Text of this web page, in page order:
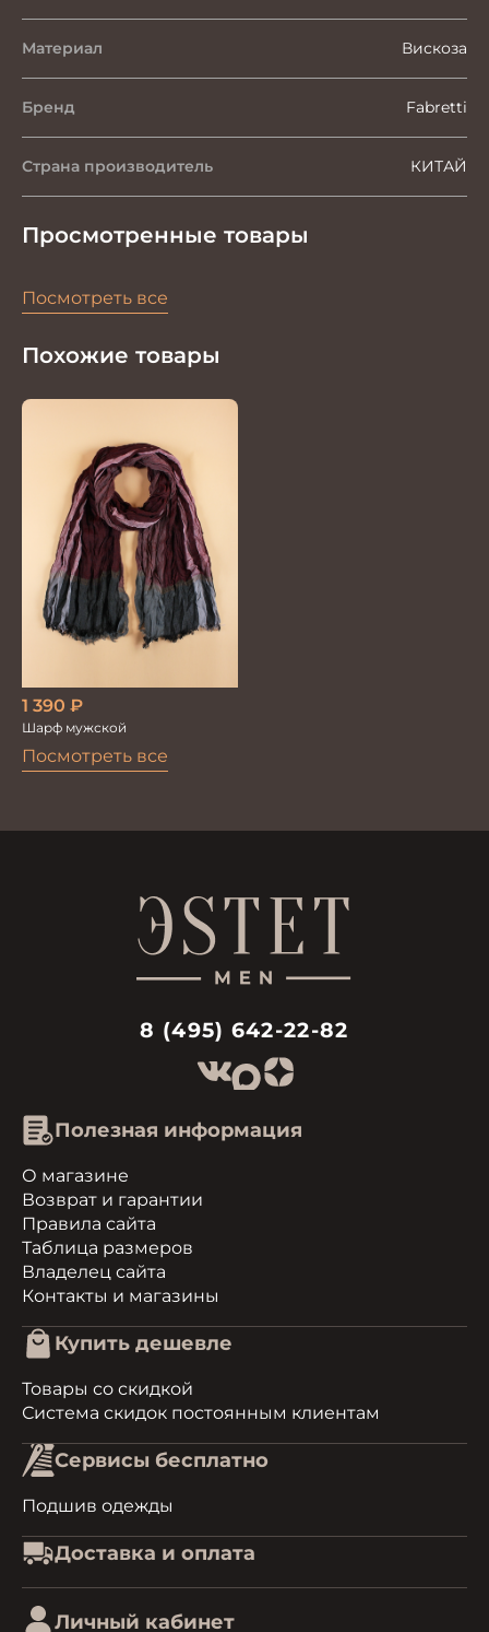
Материал Вискоза
Бренд Fabretti
Страна производитель КИТАЙ
Просмотренные товары
Посмотреть все
Похожие товары
Посмотреть все
1 390 ₽
Шарф мужской
8 (495) 642-22-82
Полезная информация
О магазине
Возврат и гарантии
Правила сайта
Таблица размеров
Владелец сайта
Контакты и магазины
Купить дешевле
Товары со скидкой
Система скидок постоянным клиентам
Сервисы бесплатно
Подшив одежды
Доставка и оплата
Личный кабинет